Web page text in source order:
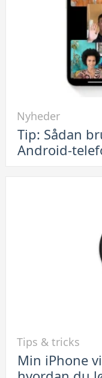
Tip:
Sådan
Nyheder
Tip: Sådan
Android-
Min
Tips & tricks
Min iPhone